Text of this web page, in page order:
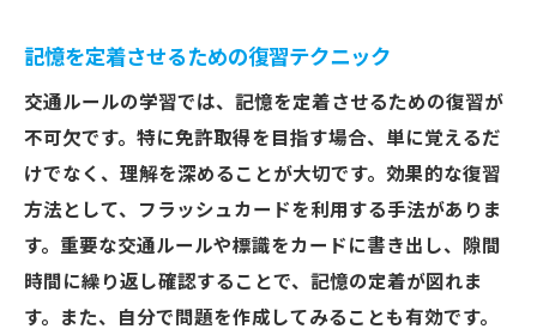
学習法
実技試験でのよくあるミスとその対策
試験官の視点を理解するポイント
緊張を和らげるためのコツ
実技試験のシミュレーションで備える
他の受験者から学ぶ成功体験
試験当日の流れを把握して準備する
記憶を定着させるための復習テクニック
交通ルールの学習では、記憶を定着させるための復習が
不可欠です。特に免許取得を目指す場合、単に覚えるだ
けでなく、理解を深めることが大切です。効果的な復習
方法として、フラッシュカードを利用する手法がありま
す。重要な交通ルールや標識をカードに書き出し、隙間
時間に繰り返し確認することで、記憶の定着が図れま
す。また、自分で問題を作成してみることも有効です。